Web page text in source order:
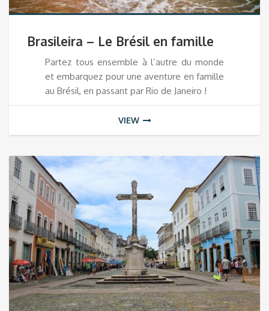
Brasileira – Le Brésil en famille
Partez tous ensemble à l’autre du monde
et embarquez pour une aventure en famille
au Brésil, en passant par Rio de Janeiro !
VIEW